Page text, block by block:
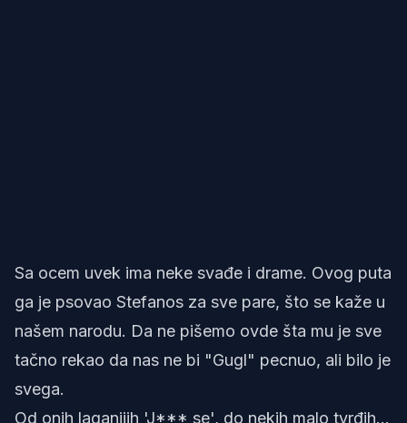
Sa ocem uvek ima neke svađe i drame. Ovog puta
ga je psovao Stefanos za sve pare, što se kaže u
našem narodu. Da ne pišemo ovde šta mu je sve
tačno rekao da nas ne bi "Gugl" pecnuo, ali bilo je
svega.
Od onih laganijih 'J*** se', do nekih malo tvrđih...